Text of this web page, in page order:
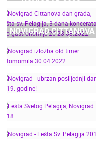
NOVIGRAD 2023.
KONCERTI VELIKI TRG I
PORPORELA, NENO
BELAN, VANNA,
NOVIGRAD CITTANOVA
DAN GRADA, FEŠTA SV.
PELAGIJA, 3 DANA
KONCERATA I ENO
28.08.2022.
NOVIGRAD IZLOŽBA
OLD TIMER
30.04.2022.
NOVIGRAD - UBRZAN
GODINE!